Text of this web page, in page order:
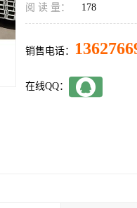
阅 读 量： 178
销售电话：
在线QQ：